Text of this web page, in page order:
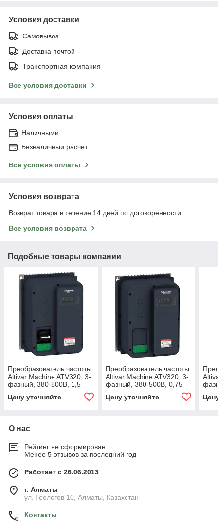
Условия доставки
Самовывоз
Доставка почтой
Транспортная компания
Все условия доставки
Условия оплаты
Наличными
Безналичный расчет
Все условия оплаты
Условия возврата
Возврат товара в течение 14 дней по договоренности
Все условия возврата
Подобные товары компании
Преобразователь частоты
Altivar Machine ATV320, 3-
фазный, 380-500В, 1,5
Цену уточняйте
Преобразователь частоты
Altivar Machine ATV320, 3-
фазный, 380-500В, 0,75
Цену уточняйте
О нас
Рейтинг не сформирован
Менее 5 отзывов за последний год
Работает с 26.06.2013
г. Алматы
ул. Геологов 10, Алматы, Казахстан
Контакты